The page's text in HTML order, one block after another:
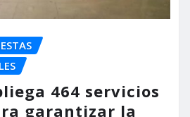
464 servicios
garantizar la